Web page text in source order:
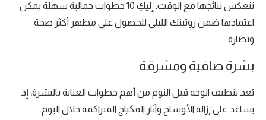
تنعكس نتائجها مع الوقت. إليكِ 10 خطوات جمالية سهلة يمكن
اعتمادها ضمن روتينك الليلي للحصول على مظهر أكثر صحة
ونضارة.
بشرة صافية ومشرقة
يُعد تنظيف الوجه قبل النوم من أهم خطوات العناية بالبشرة، إذ
يساعد على إزالة الأوساخ وآثار المكياج المتراكمة خلال اليوم.